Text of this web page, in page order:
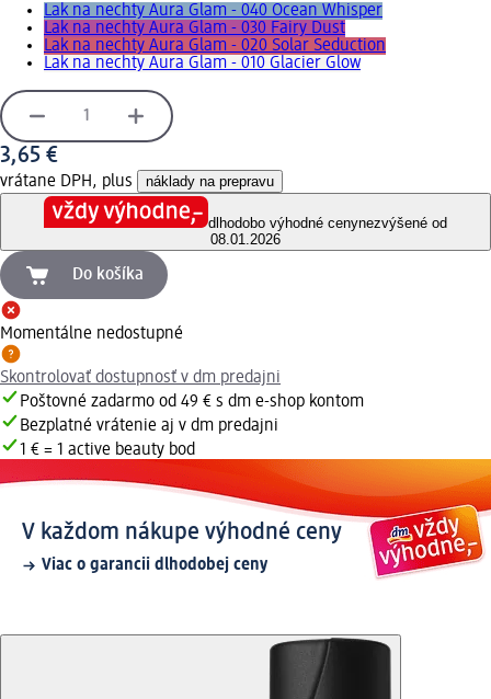
Lak na nechty Aura Glam - 040 Ocean Whisper
Lak na nechty Aura Glam - 030 Fairy Dust
Lak na nechty Aura Glam - 020 Solar Seduction
Lak na nechty Aura Glam - 010 Glacier Glow
3,65 €
vrátane DPH, plus náklady na prepravu
dlhodobo výhodné cenynezvýšené od
08.01.2026
Do košíka
Momentálne nedostupné
Skontrolovať dostupnosť v dm predajni
Poštovné zadarmo od 49 € s dm e-shop kontom
Bezplatné vrátenie aj v dm predajni
1 € = 1 active beauty bod
V každom nákupe výhodné ceny
Viac o garancii dlhodobej ceny